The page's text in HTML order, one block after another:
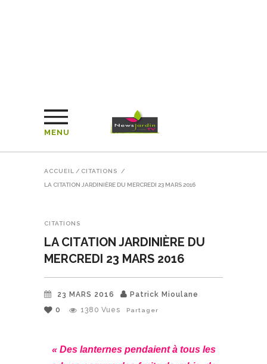
MENU
ACCUEIL / CITATIONS /
LA CITATION JARDINIÈRE DU MERCREDI 23 MARS 2016
CITATIONS
LA CITATION JARDINIÈRE DU
MERCREDI 23 MARS 2016
23 MARS 2016
Patrick Mioulane
0
1380 Vues Partager
« Des lanternes pendaient à tous les